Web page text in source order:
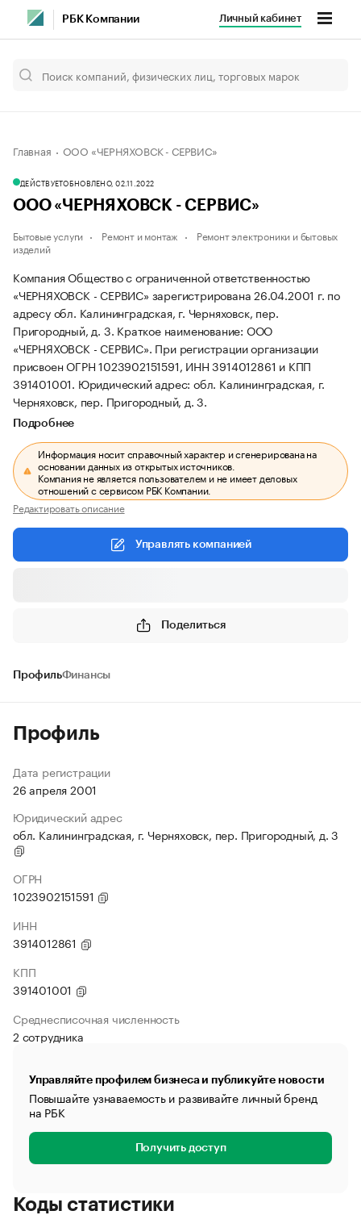
РБК Компании Личный кабинет
Главная ООО «ЧЕРНЯХОВСК - СЕРВИС»
ДЕЙСТВУЕТОБНОВЛЕНО, 02.11.2022
ООО «ЧЕРНЯХОВСК - СЕРВИС»
Бытовые услуги Ремонт и монтаж
Ремонт электроники и бытовых
изделий
Компания Общество с ограниченной ответственностью
«ЧЕРНЯХОВСК - СЕРВИС» зарегистрирована 26.04.2001 г. по
адресу обл. Калининградская, г. Черняховск, пер.
Пригородный, д. 3. Краткое наименование: ООО
«ЧЕРНЯХОВСК - СЕРВИС». При регистрации организации
присвоен ОГРН 1023902151591, ИНН 3914012861 и КПП
391401001. Юридический адрес: обл. Калининградская, г.
Черняховск, пер. Пригородный, д. 3.
Подробнее
Информация носит справочный характер и сгенерирована на
основании данных из открытых источников.
Компания не является пользователем и не имеет деловых
отношений с сервисом РБК Компании.
Редактировать описание
Управлять компанией
Поделиться
ПрофильФинансы
Профиль
Дата регистрации
26 апреля 2001
Юридический адрес
обл. Калининградская, г. Черняховск, пер. Пригородный, д. 3
ОГРН
1023902151591
ИНН
3914012861
КПП
391401001
Среднесписочная численность
2 сотрудника
Управляйте профилем бизнеса и публикуйте новости
Повышайте узнаваемость и развивайте личный бренд
на РБК
Получить доступ
Коды статистики